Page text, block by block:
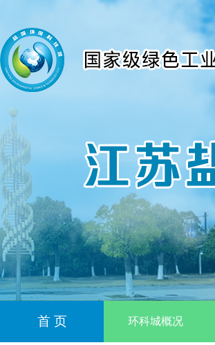
首 页 环科城概况